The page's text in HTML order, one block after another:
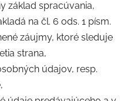
základ spracúvania,
na čl. 6 ods. 1 písm.
záujmy, ktoré sleduje
strana,
údajov, resp.